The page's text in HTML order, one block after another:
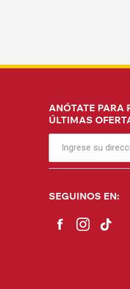
ANÓTATE PARA
ÚLTIMAS
SEGUINOS EN: